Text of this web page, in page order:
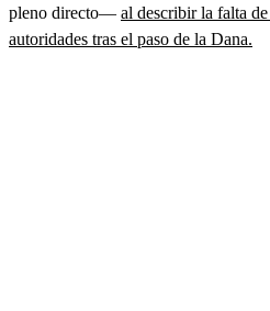
pleno directo— al describir la falta
autoridades tras el paso de la Dana.